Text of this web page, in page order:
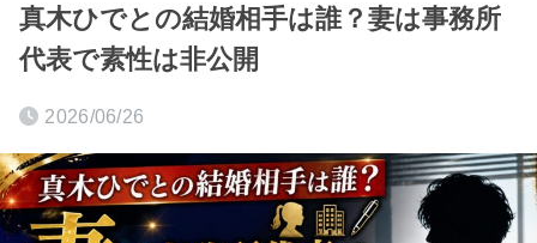
真木ひでとの結婚相手は誰？妻は事務所
代表で素性は非公開
2026/06/26